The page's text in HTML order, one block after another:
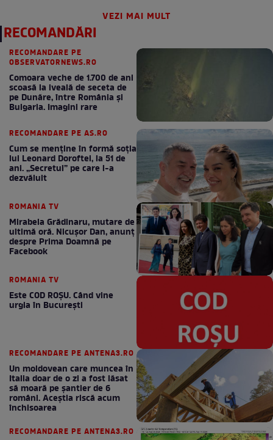
VEZI MAI MULT
RECOMANDĂRI
RECOMANDARE PE
OBSERVATORNEWS.RO
Comoara veche de 1.700 de ani
scoasă la iveală de seceta de
pe Dunăre, între România şi
Bulgaria. Imagini rare
RECOMANDARE PE AS.RO
Cum se menţine în formă soţia
lui Leonard Doroftei, la 51 de
ani. „Secretul” pe care l-a
dezvăluit
ROMANIA TV
Mirabela Grădinaru, mutare de
ultimă oră. Nicuşor Dan, anunţ
despre Prima Doamnă pe
Facebook
ROMANIA TV
Este COD ROŞU. Când vine
urgia în Bucureşti
RECOMANDARE PE ANTENA3.RO
Un moldovean care muncea în
Italia doar de o zi a fost lăsat
să moară pe şantier de 6
români. Aceștia riscă acum
închisoarea
RECOMANDARE PE ANTENA3.RO